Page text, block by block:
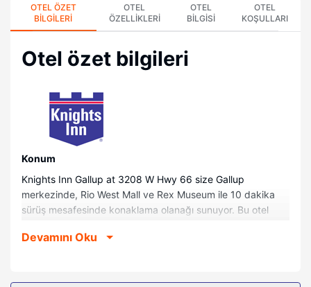
OTEL ÖZET
BILGILERI
OTEL
ÖZELLIKLERI
OTEL
BILGISI
OTEL
KOŞULLARI
Otel özet bilgileri
Konum
Knights Inn Gallup at 3208 W Hwy 66 size Gallup
merkezinde, Rio West Mall ve Rex Museum ile 10 dakika
sürüş mesafesinde konaklama olanağı sunuyor. Bu otel
Morro Theatre ile 4,9 mi (7,9 km) mesafede.
Misafirler için 51 klimalı odada buzdolabı ve mikrodalga
Devamını Oku